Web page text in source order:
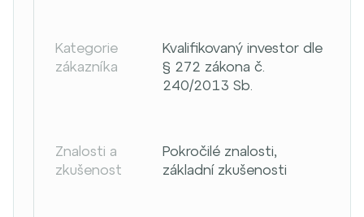
Kategorie
zákazníka
Kvalifikovaný investor dle
§ 272 zákona č.
240/2013 Sb.
Znalosti a
zkušenost
Pokročilé znalosti,
základní zkušenosti